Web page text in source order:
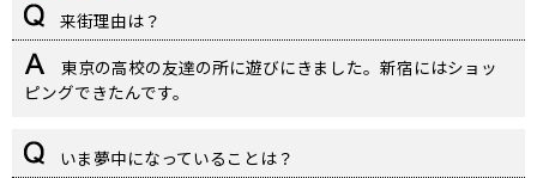
来街理由は？
東京の高校の友達の所に遊びにきました。新宿にはショッ
ピングできたんです。
いま夢中になっていることは？